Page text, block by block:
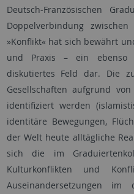
Deutsch-Französischen
Doppelverbindung
»Konflikt« hat sich bewährt
und Praxis – ein ebenso
diskutiertes Feld dar. Die
Gesellschaften aufgrund
identifiziert werden
identitäre Bewegungen,
der Welt heute alltägliche
sich die im
Kulturkonflikten und
Auseinandersetzungen im